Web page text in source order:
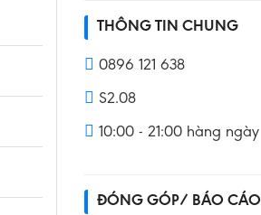
THÔNG TIN CHUNG
0896 121 638
S2.08
10:00 - 21:00 hàng ngày
ĐÓNG GÓP/ BÁO CÁO